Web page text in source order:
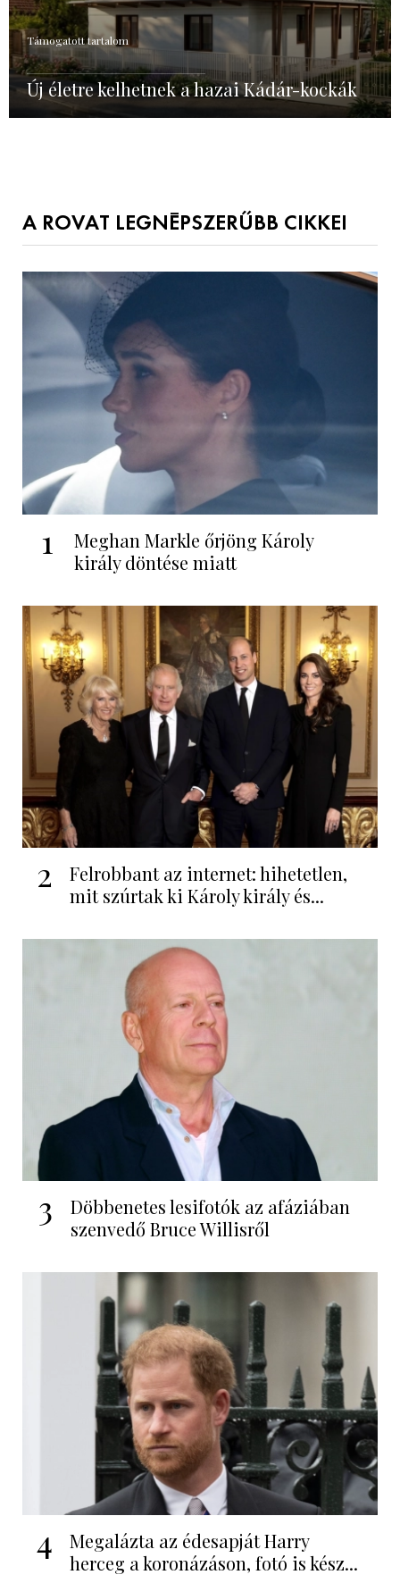
Támogatott tartalom
Új életre kelhetnek a hazai Kádár-kockák
A ROVAT LEGNÉPSZERŰBB CIKKEI
1
Meghan Markle őrjöng Károly
király döntése miatt
2
Felrobbant az internet: hihetetlen,
mit szúrtak ki Károly király és...
3
Döbbenetes lesifotók az afáziában
szenvedő Bruce Willisről
4
Megalázta az édesapját Harry
herceg a koronázáson, fotó is kész...